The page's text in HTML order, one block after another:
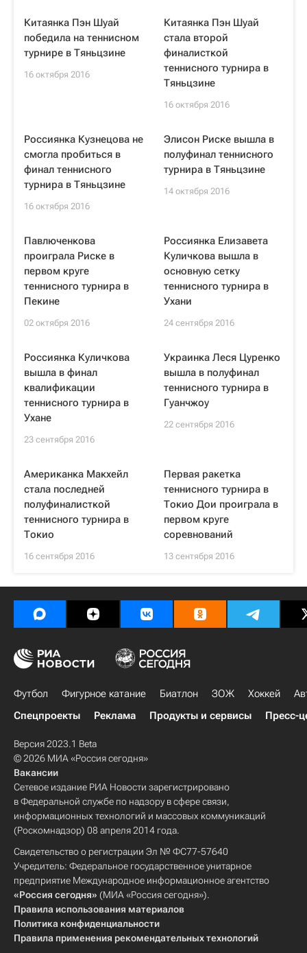
Китаянка Пэн Шуай
победила на теннисном
турнире в Тяньцзине
16 октября 2016
Китаянка Пэн Шуай
стала второй
финалисткой
теннисного турнира в
Тяньцзине
16 октября 2016
Россиянка Кузнецова не
смогла пробиться в
финал теннисного
турнира в Тяньцзине
16 октября 2016
Элисон Риске вышла в
полуфинал теннисного
турнира в Тяньцзине
14 октября 2016
Павлюченкова
проиграла Риске в
первом круге
теннисного турнира в
Пекине
02 октября 2016
Россиянка Елизавета
Куличкова вышла в
основную сетку
теннисного турнира в
Ухани
24 сентября 2016
Россиянка Куличкова
вышла в финал
квалификации
теннисного турнира в
Ухане
23 сентября 2016
Украинка Леся Цуренко
вышла в полуфинал
теннисного турнира в
Гуанчжоу
22 сентября 2016
Американка Макхейл
стала последней
полуфиналисткой
теннисного турнира в
Токио
16 сентября 2016
Первая ракетка
теннисного турнира в
Токио Дои проиграла в
первом круге
соревнований
13 сентября 2016
Футбол Фигурное катание Биатлон ЗОЖ Хоккей
Спецпроекты
Реклама Продукты и сервисы Пресс-
Версия 2023.1 Beta
© 2026 МИА «Россия сегодня»
Вакансии
Сетевое издание РИА Новости зарегистрировано
в Федеральной службе по надзору в сфере связи,
информационных технологий и массовых коммуникаций
(Роскомнадзор) 08 апреля 2014 года.
Свидетельство о регистрации Эл № ФС77-57640
Учредитель: Федеральное государственное унитарное
предприятие Международное информационное агентство
«Россия сегодня» (МИА «Россия сегодня»).
Правила использования материалов
Политика конфиденциальности
Правила применения рекомендательных технологий